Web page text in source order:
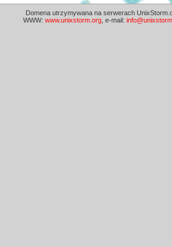
Domena utrzymywana na serwerach
WWW: www.unixstorm.org, e-mail: